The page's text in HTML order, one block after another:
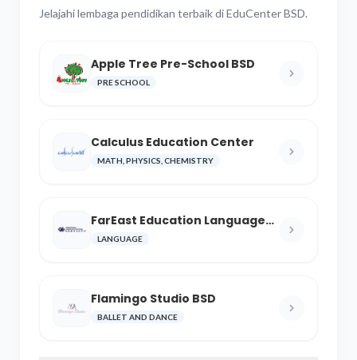
Jelajahi lembaga pendidikan terbaik di EduCenter BSD.
Apple Tree Pre-School BSD
PRE SCHOOL
Calculus Education Center
MATH, PHYSICS, CHEMISTRY
FarEast Education Language
and Cultural Center
LANGUAGE
Flamingo Studio BSD
BALLET AND DANCE